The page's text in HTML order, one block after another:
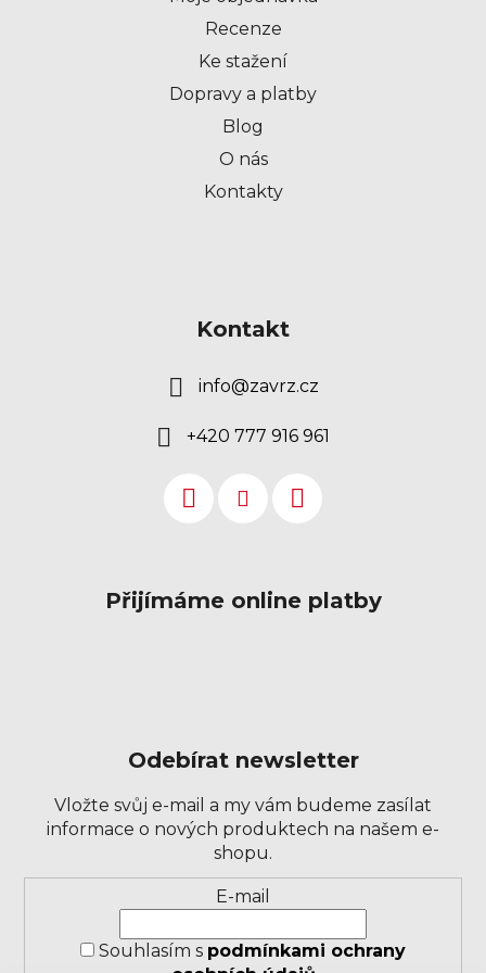
Recenze
Ke stažení
Dopravy a platby
Blog
O nás
Kontakty
Kontakt
info@zavrz.cz
+420 777 916 961
Přijímáme online platby
Odebírat newsletter
Vložte svůj e-mail a my vám budeme zasílat
informace o nových produktech na našem e-
shopu.
odběru
E-mail
Souhlasím s podmínkami ochrany